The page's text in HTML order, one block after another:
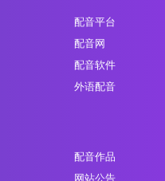
配音平台
配音网
配音软件
外语配音
配音作品
网站公告